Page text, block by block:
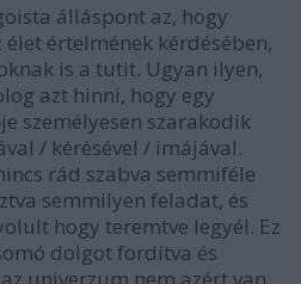
álláspont az, hogy
értelmének kérdésében,
is a tutit. Ugyan ilyen,
azt hinni, hogy egy
személyesen szarakodik
/ kérésével / imájával.
rád szabva semmiféle
semmilyen feladat, és
hogy teremtve legyél. Ez
dolgot fordítva és
univerzum nem azért van